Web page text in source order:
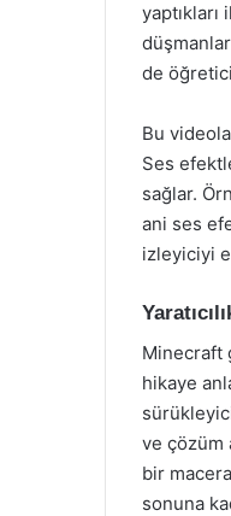
de
Bu
Ses
sağlar.
ani ses
izleyiciyi
Minecraft
hikaye
ve çözüm
bir
sonuna